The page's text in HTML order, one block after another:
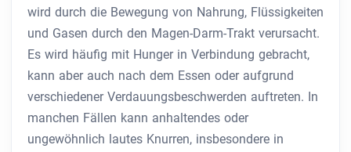
wird durch die Bewegung von Nahrung, Flüssigkeiten
und Gasen durch den Magen-Darm-Trakt verursacht.
Es wird häufig mit Hunger in Verbindung gebracht,
kann aber auch nach dem Essen oder aufgrund
verschiedener Verdauungsbeschwerden auftreten. In
manchen Fällen kann anhaltendes oder
ungewöhnlich lautes Knurren, insbesondere in